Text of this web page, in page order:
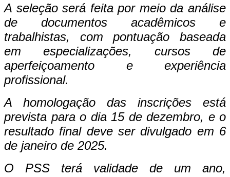
A seleção será feita por meio da análise
de documentos acadêmicos e
trabalhistas, com pontuação baseada
em especializações, cursos de
aperfeiçoamento e experiência
profissional.
A homologação das inscrições está
prevista para o dia 15 de dezembro, e o
resultado final deve ser divulgado em 6
de janeiro de 2025.
O PSS terá validade de um ano,